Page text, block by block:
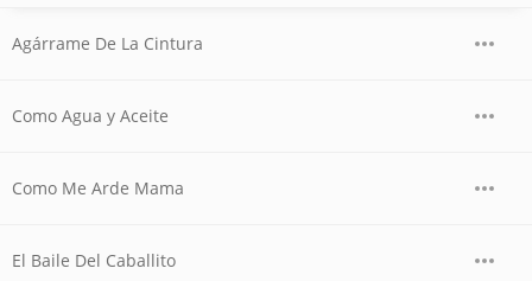
Agárrame De La Cintura
Como Agua y Aceite
Como Me Arde Mama
El Baile Del Caballito